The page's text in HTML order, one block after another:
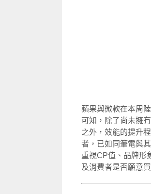
蘋果與微軟在本周
可知，除了尚未擁
之外，效能的提升
者，已如同筆電與
重視CP值、品牌形
及消費者是否願意